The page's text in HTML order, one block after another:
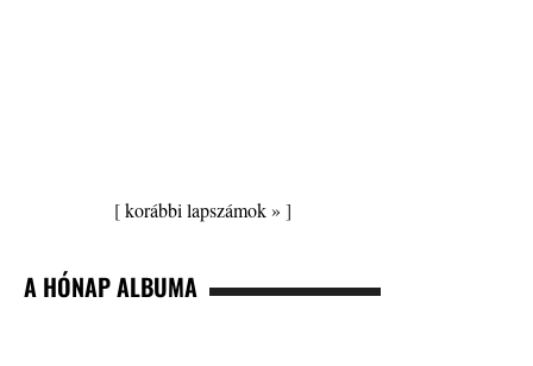
[korábbi lapszámok » ]
A HÓNAP ALBUMA